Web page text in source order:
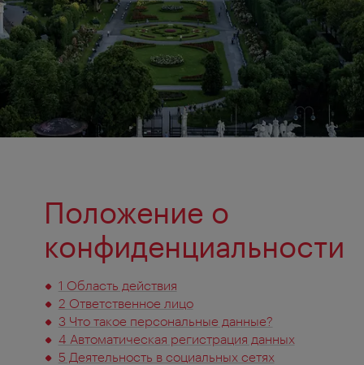
Положение о
конфиденциальности
1 Область действия
2 Ответственное лицо
3 Что такое персональные данные?
4 Автоматическая регистрация данных
5 Деятельность в социальных сетях